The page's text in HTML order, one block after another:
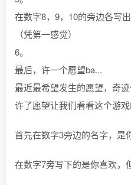
在数字8，9，10的旁边各写
（凭第一感觉）
6。
最后，许一个愿望ba...
最近最希望发生的愿望，奇
许了愿望让我们看看这个游戏
首先在数字3旁边的名字，是
在数字7旁写下的是你喜欢，